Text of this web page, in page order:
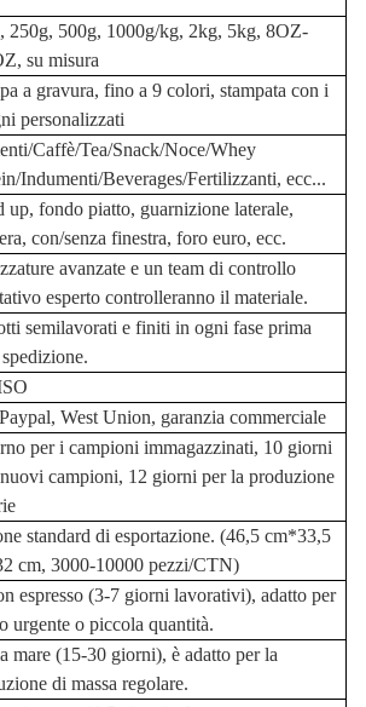
250g, 500g, 1000g/kg, 2kg, 5kg, 8OZ-
su misura
a gravura, fino a 9 colori, stampata con i
personalizzati
Caffè/Tea/Snack/Noce/Whey
Indumenti/Beverages/Fertilizzanti, ecc...
up, fondo piatto, guarnizione laterale,
con/senza finestra, foro euro, ecc.
avanzate e un team di controllo
esperto controlleranno il materiale.
semilavorati e finiti in ogni fase prima
West Union, garanzia commerciale
per i campioni immagazzinati, 10 giorni
campioni, 12 giorni per la produzione
standard di esportazione. (46,5 cm*33,5
cm, 3000-10000 pezzi/CTN)
espresso (3-7 giorni lavorativi), adatto per
urgente o piccola quantità.
mare (15-30 giorni), è adatto per la
di massa regolare.